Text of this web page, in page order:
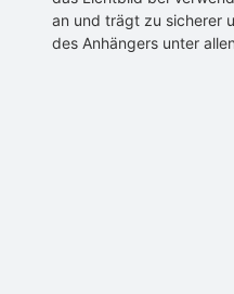
an und trägt zu sicherer
des Anhängers unter